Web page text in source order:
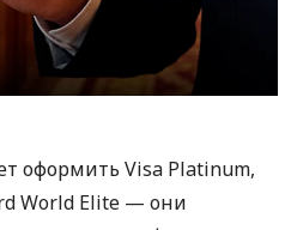
оформить Visa Platinum,
World Elite — они